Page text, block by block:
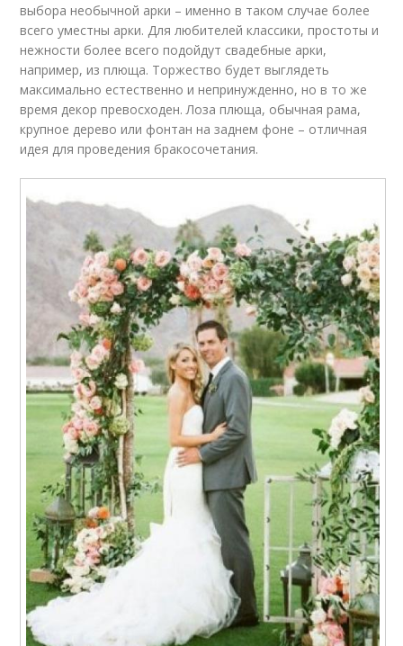
выбора необычной арки – именно в таком случае более
всего уместны арки. Для любителей классики, простоты и
нежности более всего подойдут свадебные арки,
например, из плюща. Торжество будет выглядеть
максимально естественно и непринужденно, но в то же
время декор превосходен. Лоза плюща, обычная рама,
крупное дерево или фонтан на заднем фоне – отличная
идея для проведения бракосочетания.